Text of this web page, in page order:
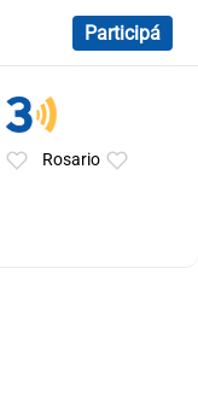
Participá
Rosario